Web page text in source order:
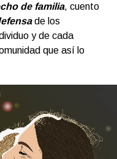
de familia, cuento
de los
y de cada
que así lo